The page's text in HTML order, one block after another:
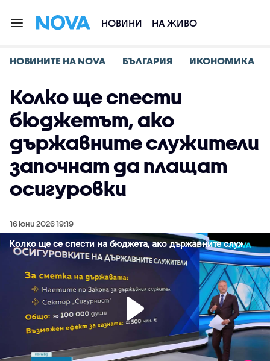
НОВИНИ НА ЖИВО
НОВИНИТЕ НА NOVA БЪЛГАРИЯ ИКОНОМИКА
Колко ще спести
бюджетът, ако
държавните служители
започнат да плащат
осигуровки
16 юни 2026 19:19